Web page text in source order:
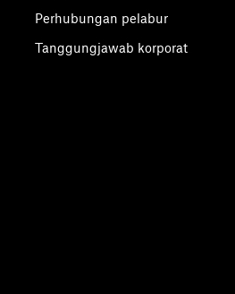
Perhubungan pelabur
Tanggungjawab korporat